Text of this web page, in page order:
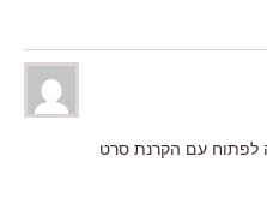
לפתוח עם הקרנת סרט